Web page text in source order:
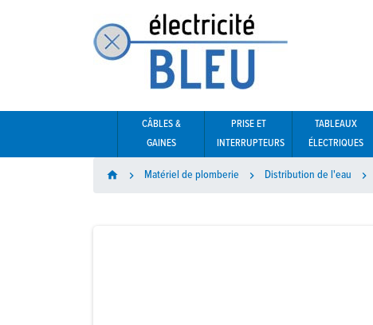
CÂBLES &
GAINES
PRISE ET
INTERRUPTEURS
TABLEAUX
ÉLECTRIQUES
home  Matériel de plomberie  Distribution de l'eau 